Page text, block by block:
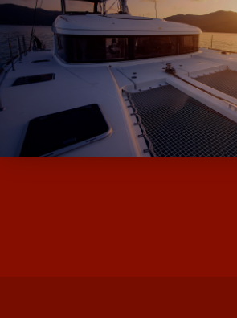
ALPHA BOATS, L’EXPERT
D’OCCASION ET NEUF
DE MOODY ET